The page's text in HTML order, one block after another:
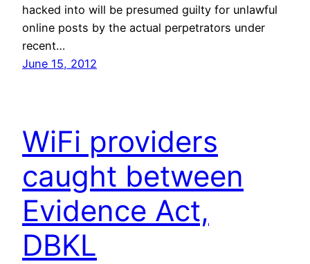
hacked into will be presumed guilty for unlawful
online posts by the actual perpetrators under
recent…
June 15, 2012
WiFi providers
caught between
Evidence Act,
DBKL